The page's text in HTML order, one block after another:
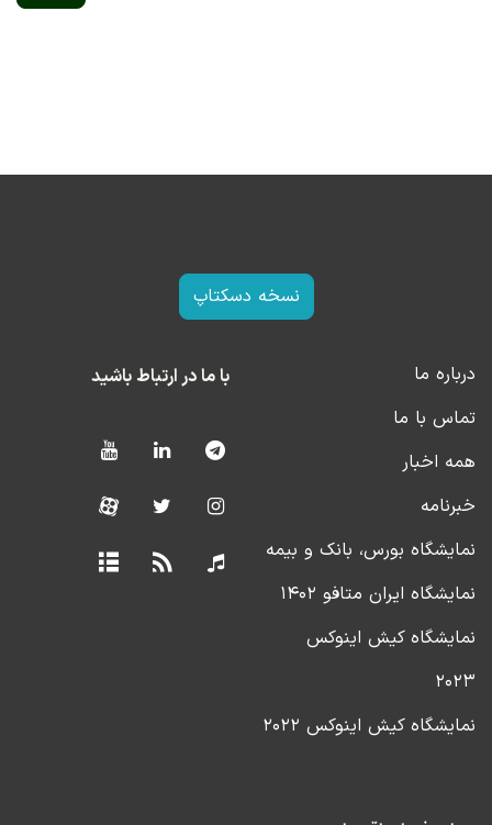
نسخه دسکتاپ
درباره ما
تماس با ما
همه اخبار
خبرنامه
نمایشگاه بورس، بانک و بیمه
نمایشگاه ایران متافو ۱۴۰۲
نمایشگاه کیش اینوکس
۲۰۲۳
نمایشگاه کیش اینوکس ۲۰۲۲
با ما در ارتباط باشید